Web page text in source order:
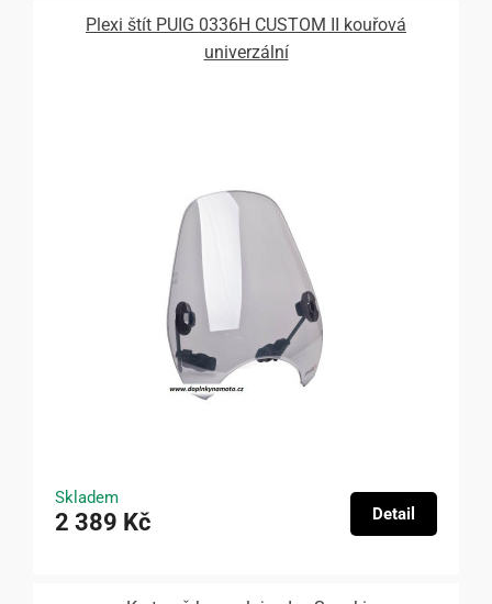
Plexi štít PUIG 0336H CUSTOM II kouřová
univerzální
Skladem
2 389 Kč Detail